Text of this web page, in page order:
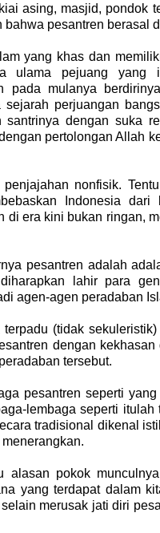
asing, masjid, pondok
pesantren berasal
yang khas dan
ulama pejuang yang
pada mulanya
perjuangan
dengan suka
pertolongan Allah
nonfisik.
Indonesia dari
di era kini bukan ringan,
pesantren adalah
lahir para
agen-agen peradaban
(tidak
dengan kekhasan
tersebut.
pesantren seperti
lembaga seperti itulah
tradisional dikenal
pokok
yang terdapat dalam
merusak jati diri